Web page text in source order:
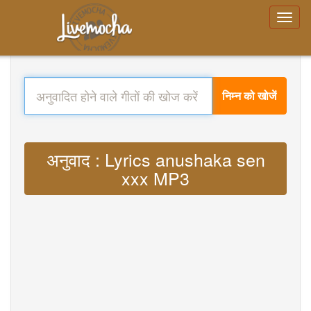
निम्न को खोजें
अनुवाद : Lyrics anushaka sen
xxx MP3